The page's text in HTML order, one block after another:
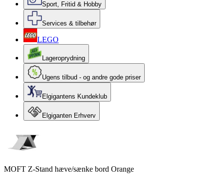
Sport, Fritid & Hobby
Services & tilbehør
LEGO
Lageroprydning
Ugens tilbud - og andre gode priser
Elgigantens Kundeklub
Elgiganten Erhverv
MOFT Z-Stand hæve/sænke bord Orange